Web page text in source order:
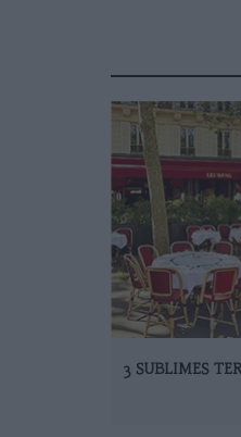
3 SUBLIMES